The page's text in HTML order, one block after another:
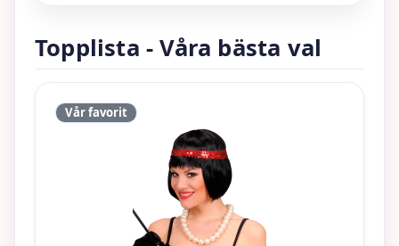
Topplista - Våra bästa val
Vår favorit